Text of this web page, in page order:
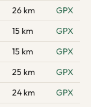
26 km
GPX
15 km
GPX
15 km
GPX
25 km
GPX
24 km
GPX